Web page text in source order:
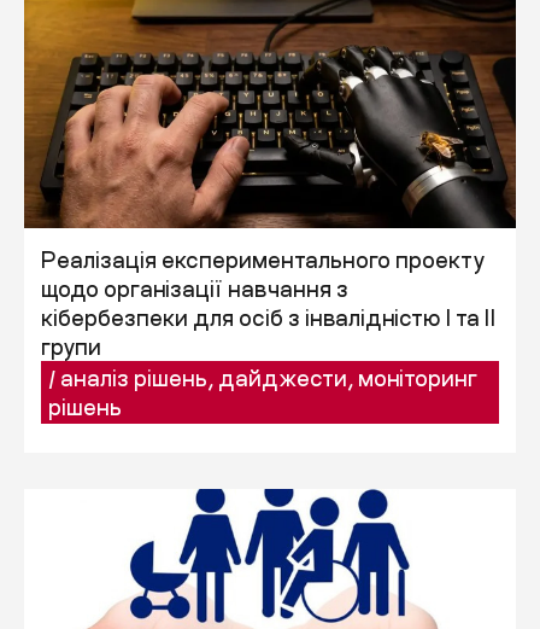
Реалізація експериментального проекту
щодо організації навчання з
кібербезпеки для осіб з інвалідністю I та II
групи
/ аналіз рішень, дайджести, моніторинг
рішень